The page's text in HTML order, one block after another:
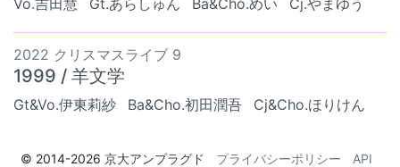
2022 クリスマスライブ 9
1999 / 羊文学
Gt&Vo.伊東莉紗 Ba&Cho.初田潤吾 Cj&Cho.ほりけん
© 2014-2026 京大アンプラグド プライバシーポリシー API